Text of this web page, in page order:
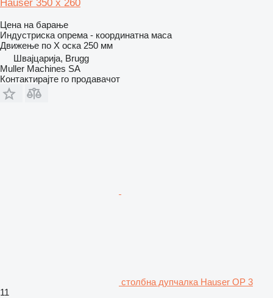
Hauser 350 x 260
Цена на барање
Индустриска опрема - координатна маса
Движење по Х оска 250 мм
Швајцарија, Brugg
Muller Machines SA
Контактирајте го продавачот
столбна дупчалка Hauser OP 3
11